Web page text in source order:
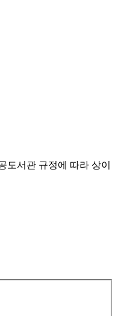
도서관 규정에 따라 상이